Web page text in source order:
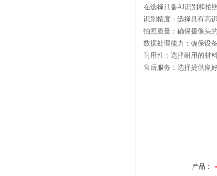
在选择具备AI识别和拍
识别精度：选择具有高
拍照质量：确保摄像头
数据处理能力：确保设
耐用性：选择耐用的材
售后服务：选择提供良
产品：